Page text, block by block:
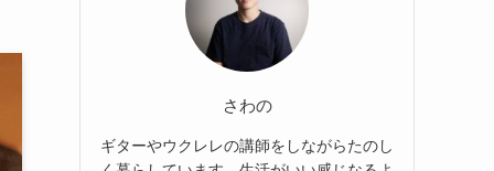
さわの
ギターやウクレレの講師をしながらたのし